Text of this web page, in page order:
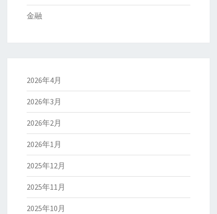
金融
2026年4月
2026年3月
2026年2月
2026年1月
2025年12月
2025年11月
2025年10月